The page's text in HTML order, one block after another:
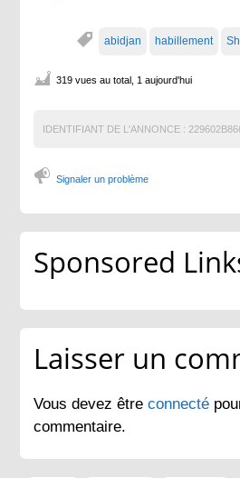
abidjan habillement
319 vues au total, 1 aujourd'hui
IDENTIFIANT DE L'ANNONCE :
Signaler un problème
Sponsored
Laisser un
Vous devez êtreconnecté
commentaire.